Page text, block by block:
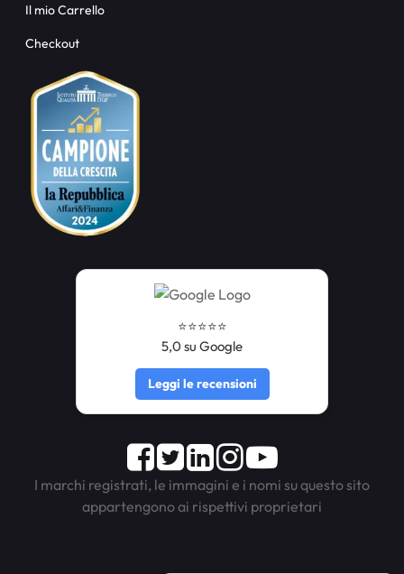
Il mio Carrello
Checkout
⭐️⭐️⭐️⭐️⭐️
5,0 su Google
Leggi le recensioni
Facebook
TwitterLinkedInInstagram
Youtube
I marchi registrati, le immagini e i nomi su questo sito
appartengono ai rispettivi proprietari